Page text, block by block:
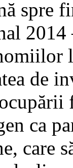
spre
de
ca
care